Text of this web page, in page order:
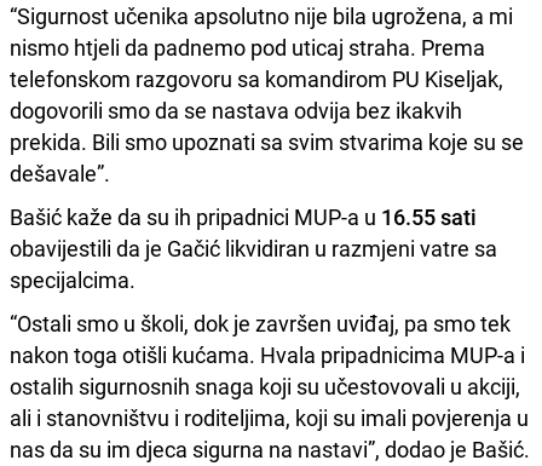
“Sigurnost učenika apsolutno nije bila ugrožena, a mi
nismo htjeli da padnemo pod uticaj straha. Prema
telefonskom razgovoru sa komandirom PU Kiseljak,
dogovorili smo da se nastava odvija bez ikakvih
prekida. Bili smo upoznati sa svim stvarima koje su se
dešavale”.
Bašić kaže da su ih pripadnici MUP-a u 16.55 sati
obavijestili da je Gačić likvidiran u razmjeni vatre sa
specijalcima.
“Ostali smo u školi, dok je završen uviđaj, pa smo tek
nakon toga otišli kućama. Hvala pripadnicima MUP-a i
ostalih sigurnosnih snaga koji su učestovovali u akciji,
ali i stanovništvu i roditeljima, koji su imali povjerenja u
nas da su im djeca sigurna na nastavi”, dodao je Bašić.